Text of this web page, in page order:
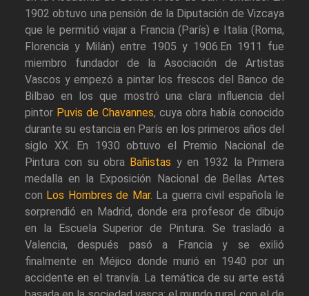
1902 obtuvo una pensión de la Diputación de Vizcaya
que le permitió viajar a Francia (París) e Italia (Roma,
Florencia y Milán) entre 1905 y 1906.En 1911 fue
miembro fundador de la Asociación de Artistas
Vascos y empezó a pintar los frescos del Banco de
Bilbao en los que mostró una clara influencia del
pintor Puvis de Chavannes, cuya obra había conocido
durante su estancia en París en los primeros años del
siglo XX. En 1930 obtuvo el Premio Nacional de
Pintura con su obra Bañistas y en 1932 la Primera
medalla en la Exposición Nacional de Bellas Artes
con Los Hombres de Mar. La guerra civil española le
sorprendió en Madrid, donde era profesor de dibujo
en la Escuela Superior de Pintura. Se trasladó a
Valencia, después pasó a Francia y se exilió
finalmente en Méjico donde murió en 1940 por un
accidente en el tranvía. La temática de su arte está